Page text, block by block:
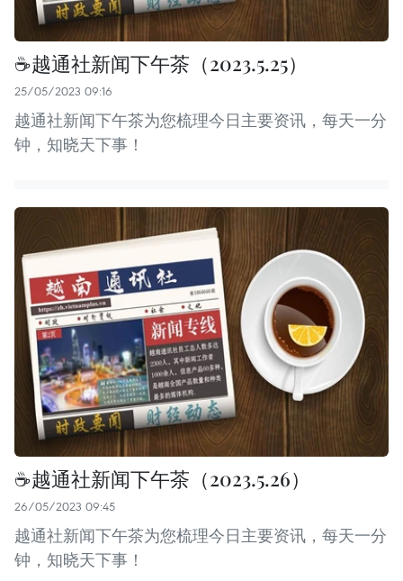
☕️越通社新闻下午茶（2023.5.25）
25/05/2023 09:16
越通社新闻下午茶为您梳理今日主要资讯，每天一分
钟，知晓天下事！
☕️越通社新闻下午茶（2023.5.26）
26/05/2023 09:45
越通社新闻下午茶为您梳理今日主要资讯，每天一分
钟，知晓天下事！